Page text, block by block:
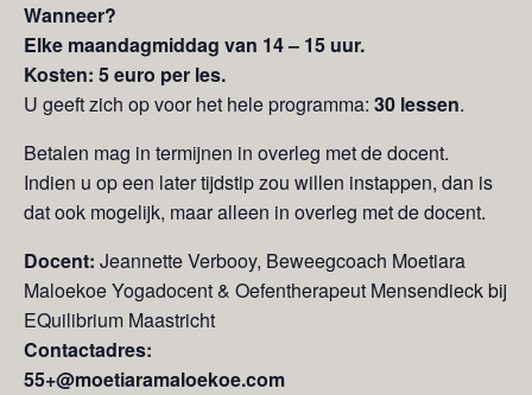
Wanneer?
Elke maandagmiddag van 14 – 15 uur.
Kosten: 5 euro per les.
U geeft zich op voor het hele programma: 30 lessen.
Betalen mag in termijnen in overleg met de docent.
Indien u op een later tijdstip zou willen instappen, dan is
dat ook mogelijk, maar alleen in overleg met de docent.
Docent: Jeannette Verbooy, Beweegcoach Moetiara
Maloekoe Yogadocent & Oefentherapeut Mensendieck bij
EQuilibrium Maastricht
Contactadres:
55+@moetiaramaloekoe.com